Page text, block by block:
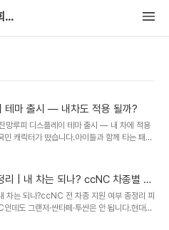
자동차에 관심이 많은 평범한 회사원
테마 출시 — 내차도 적용 될까?
망루피 디스플레이 테마 출시 — 내 차에 적용
캐릭터가 떴습니다.아이들과 함께 타는 패밀
·타요·잔망루피 캐릭터를 차량 계기판과 내비
기업 아이코닉스와 협업해뽀롱뽀롱 뽀로로,
들였습니다.단순한 배경화면 교체가 아닙니다.
재생🗺️ 내비게이션 화면 → 캐릭터 테마 UI
로 변경🚦 신호 대기 중 → 캐릭터 인사 모션..
리 | 내 차는 되나? ccNC 차종별 지
는 되나?ccNC 전 차종 지원 여부 총정리 피
데도 그랜저·싼타페·투싼은 안 됩니다.현대차
를 한눈에 정리했습니다. 2026.03.07 · 읽